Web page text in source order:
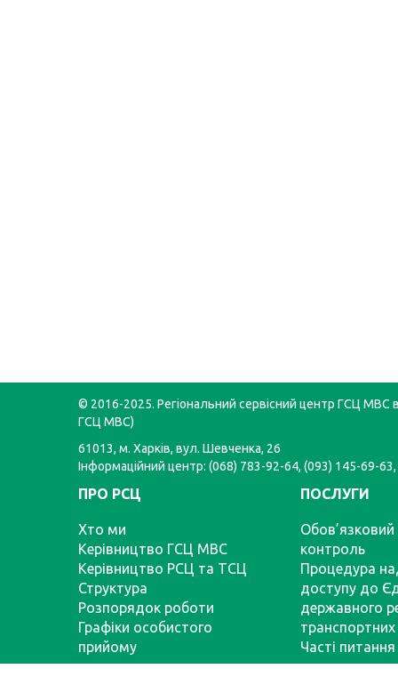
© 2016-2025. Регіональний сервісний центр ГСЦ МВС в
ГСЦ МВС)
61013, м. Харків, вул. Шевченка, 26
Інформаційний центр: (068) 783-92-64, (093) 145-69-
ПРО РСЦ
Хто ми
Керівництво ГСЦ МВС
Керівництво РСЦ та ТСЦ
Структура
Розпорядок роботи
Графіки особистого
прийому
ПОСЛУГИ
Обов’язковий
контроль
Процедура
доступу до
державного
транспортних
Часті питання